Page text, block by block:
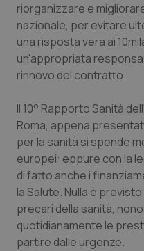
Campania
Emilia-Romagna
Lazio
Liguria
Lombardia
Marche
Car-T
Colesterolo &
Diabete &
Disturbi
Dolore
Donna & Salute
riorganizzare e
nazionale, per evitare
una risposta vera ai
un'appropriata
rinnovo del contratto.
Il 10° Rapporto Sanità
Roma, appena
per la sanità si spende
europei: eppure con la
di fatto anche i
la Salute. Nulla è
precari della sanità,
quotidianamente le
partire dalle urgenze.